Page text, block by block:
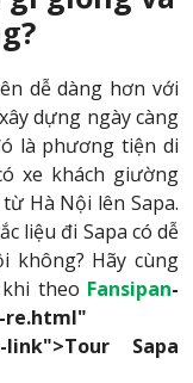
dễ dàng hơn với
dựng ngày càng
là phương tiện di
xe khách giường
Hà Nội lên Sapa.
liệu đi Sapa có dễ
không? Hãy cùng
theo Fansipan-
re.html"
Sapa